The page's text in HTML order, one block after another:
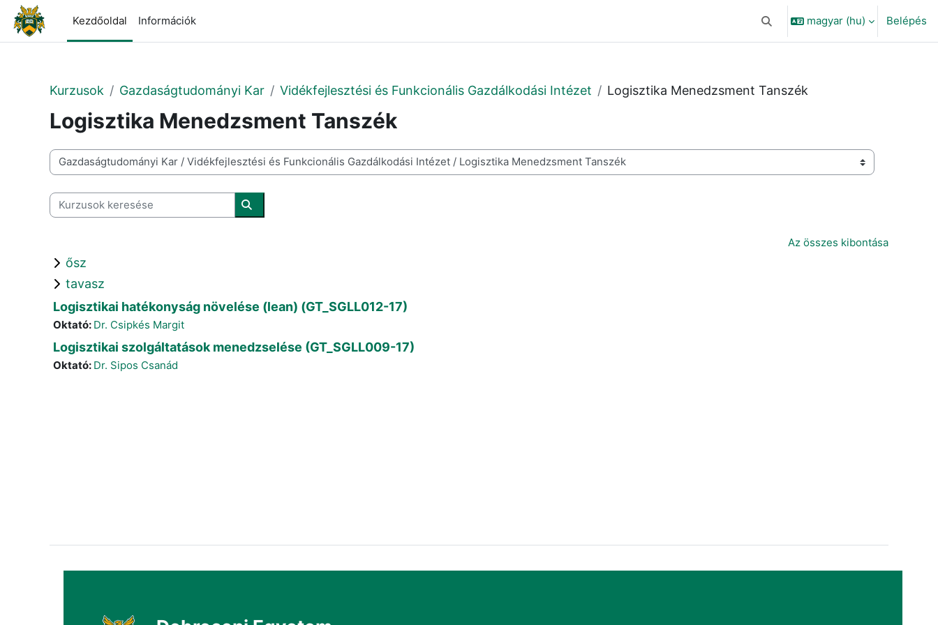
Tovább a fő tartalomhoz
Kezdőoldal
Információk Keresési bemeneti adatok váltása
magyar ‎(hu)‎ Belépés
Kurzusok Gazdaságtudományi Kar Vidékfejlesztési és Funkcionális Gazdálkodási Intézet Logisztika Menedzsment Tanszék
Logisztika Menedzsment Tanszék
Kurzuskategóriák
Kurzusok keresése
Kurzusok keresése
Az összes kibontása
ősz
tavasz
Logisztikai hatékonyság növelése (lean) (GT_SGLL012-17)
Oktató: Dr. Csipkés Margit
Logisztikai szolgáltatások menedzselése (GT_SGLL009-17)
Oktató: Dr. Sipos Csanád